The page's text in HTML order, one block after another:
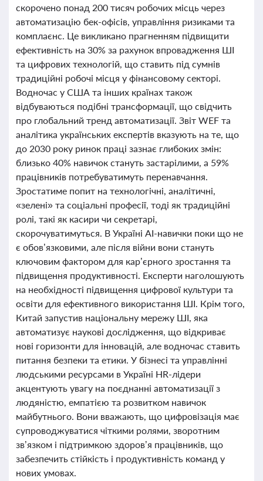
скорочено понад 200 тисяч робочих місць через
автоматизацію бек-офісів, управління ризиками та
комплаєнс. Це викликано прагненням підвищити
ефективність на 30% за рахунок впровадження ШІ
та цифрових технологій, що ставить під сумнів
традиційні робочі місця у фінансовому секторі.
Водночас у США та інших країнах також
відбуваються подібні трансформації, що свідчить
про глобальний тренд автоматизації. Звіт WEF та
аналітика українських експертів вказують на те, що
до 2030 року ринок праці зазнає глибоких змін:
близько 40% навичок стануть застарілими, а 59%
працівників потребуватимуть перенавчання.
Зростатиме попит на технологічні, аналітичні,
«зелені» та соціальні професії, тоді як традиційні
ролі, такі як касири чи секретарі,
скорочуватимуться. В Україні AI-навички поки що не
є обов’язковими, але після війни вони стануть
ключовим фактором для кар’єрного зростання та
підвищення продуктивності. Експерти наголошують
на необхідності підвищення цифрової культури та
освіти для ефективного використання ШІ. Крім того,
Китай запустив національну мережу ШІ, яка
автоматизує наукові дослідження, що відкриває
нові горизонти для інновацій, але водночас ставить
питання безпеки та етики. У бізнесі та управлінні
людськими ресурсами в Україні HR-лідери
акцентують увагу на поєднанні автоматизації з
людяністю, емпатією та розвитком навичок
майбутнього. Вони вважають, що цифровізація має
супроводжуватися чіткими ролями, зворотним
зв’язком і підтримкою здоров’я працівників, що
забезпечить стійкість і продуктивність команд у
нових умовах.